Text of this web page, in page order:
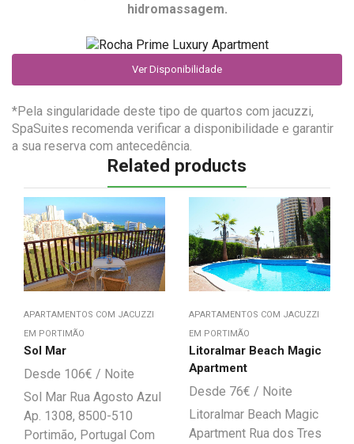
hidromassagem.
Ver Disponibilidade
*Pela singularidade deste tipo de quartos com jacuzzi,
SpaSuites recomenda verificar a disponibilidade e garantir
a sua reserva com antecedência.
Related products
APARTAMENTOS COM JACUZZI
EM PORTIMÃO
Sol Mar
106€
Sol Mar Rua Agosto Azul
Ap. 1308, 8500-510
Portimão, Portugal Com
APARTAMENTOS COM JACUZZI
EM PORTIMÃO
Litoralmar Beach Magic
Apartment
76€
Litoralmar Beach Magic
Apartment Rua dos Tres